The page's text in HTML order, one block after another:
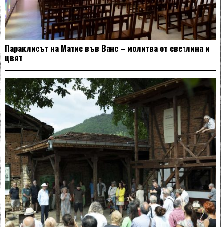
Параклисът на Матис във Ванс – молитва от светлина и
цвят